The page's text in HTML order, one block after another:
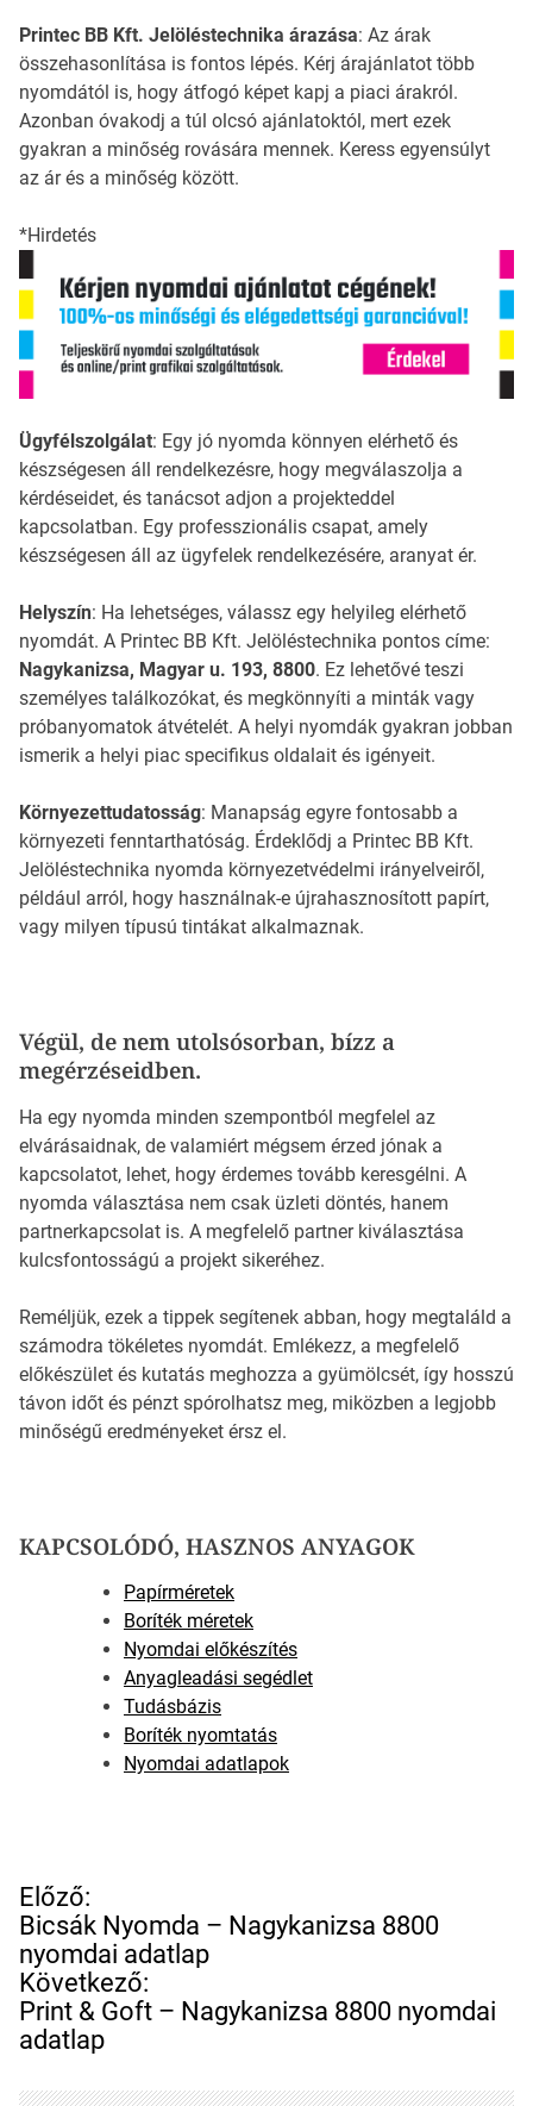
Printec BB Kft. Jelöléstechnika árazása: Az árak
összehasonlítása is fontos lépés. Kérj árajánlatot több
nyomdától is, hogy átfogó képet kapj a piaci árakról.
Azonban óvakodj a túl olcsó ajánlatoktól, mert ezek
gyakran a minőség rovására mennek. Keress egyensúlyt
az ár és a minőség között.
*Hirdetés
Ügyfélszolgálat: Egy jó nyomda könnyen elérhető és
készségesen áll rendelkezésre, hogy megválaszolja a
kérdéseidet, és tanácsot adjon a projekteddel
kapcsolatban. Egy professzionális csapat, amely
készségesen áll az ügyfelek rendelkezésére, aranyat ér.
Helyszín: Ha lehetséges, válassz egy helyileg elérhető
nyomdát. A Printec BB Kft. Jelöléstechnika pontos címe:
Nagykanizsa, Magyar u. 193, 8800. Ez lehetővé teszi
személyes találkozókat, és megkönnyíti a minták vagy
próbanyomatok átvételét. A helyi nyomdák gyakran jobban
ismerik a helyi piac specifikus oldalait és igényeit.
Környezettudatosság: Manapság egyre fontosabb a
környezeti fenntarthatóság. Érdeklődj a Printec BB Kft.
Jelöléstechnika nyomda környezetvédelmi irányelveiről,
például arról, hogy használnak-e újrahasznosított papírt,
vagy milyen típusú tintákat alkalmaznak.
Végül, de nem utolsósorban, bízz a
megérzéseidben.
Ha egy nyomda minden szempontból megfelel az
elvárásaidnak, de valamiért mégsem érzed jónak a
kapcsolatot, lehet, hogy érdemes tovább keresgélni. A
nyomda választása nem csak üzleti döntés, hanem
partnerkapcsolat is. A megfelelő partner kiválasztása
kulcsfontosságú a projekt sikeréhez.
Reméljük, ezek a tippek segítenek abban, hogy megtaláld a
számodra tökéletes nyomdát. Emlékezz, a megfelelő
előkészület és kutatás meghozza a gyümölcsét, így hosszú
távon időt és pénzt spórolhatsz meg, miközben a legjobb
minőségű eredményeket érsz el.
KAPCSOLÓDÓ, HASZNOS ANYAGOK
Papírméretek
Boríték méretek
Nyomdai előkészítés
Anyagleadási segédlet
Tudásbázis
Boríték nyomtatás
Nyomdai adatlapok
B
e
j
e
g
y
z
Előző:
Bicsák Nyomda – Nagykanizsa 8800
nyomdai adatlap
Következő:
Print & Goft – Nagykanizsa 8800 nyomdai
adatlap